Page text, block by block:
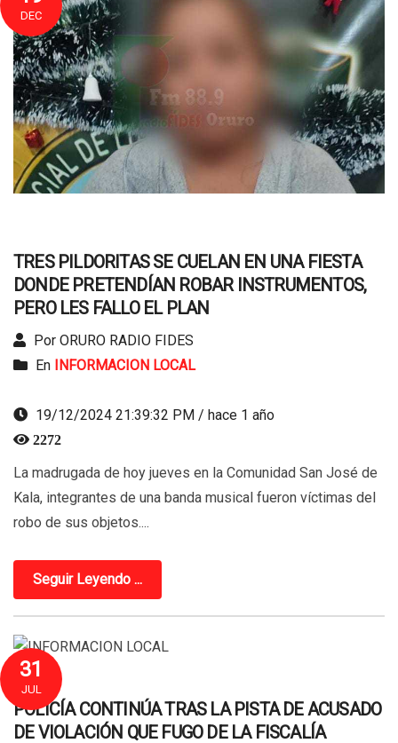
DEC
TRES PILDORITAS SE CUELAN EN UNA FIESTA
DONDE PRETENDÍAN ROBAR INSTRUMENTOS,
PERO LES FALLO EL PLAN
Por ORURO RADIO FIDES
En
INFORMACION LOCAL
19/12/2024 21:39:32 PM / hace 1 año
2272
La madrugada de hoy jueves en la Comunidad San José de
Kala, integrantes de una banda musical fueron víctimas del
robo de sus objetos....
Seguir Leyendo ...
31
JUL
POLICÍA CONTINÚA TRAS LA PISTA DE ACUSADO
DE VIOLACIÓN QUE FUGO DE LA FISCALÍA